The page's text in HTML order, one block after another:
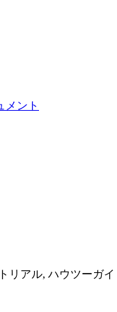
メント
リアル, ハウツーガ